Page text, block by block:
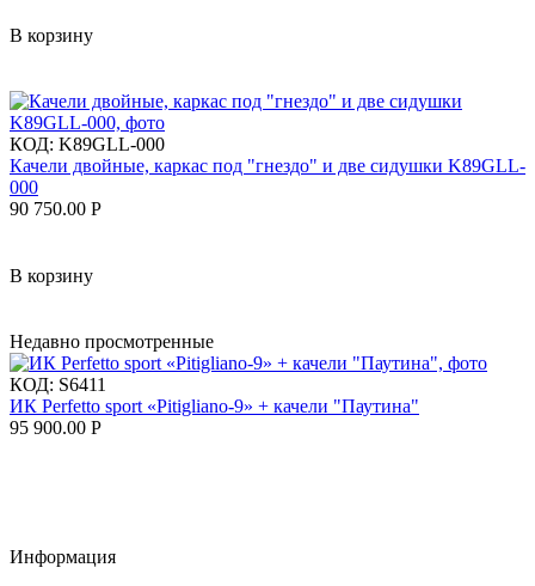
В корзину
КОД: K89GLL-000
Качели двойные, каркас под "гнездо" и две сидушки K89GLL-
000
90 750.00 Р
В корзину
Недавно просмотренные
КОД: S6411
ИК Perfetto sport «Pitigliano-9» + качели "Паутина"
95 900.00 Р
Информация